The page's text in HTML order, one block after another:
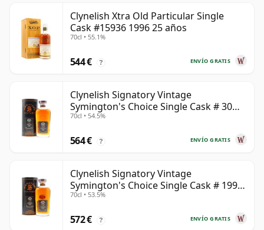
Clynelish Xtra Old Particular Single
Cask #15936 1996 25 años
70cl • 55.1%
ENVÍO GRATIS
544 € ?
Clynelish Signatory Vintage
Symington's Choice Single Cask # 30
años
70cl • 54.5%
ENVÍO GRATIS
564 € ?
Clynelish Signatory Vintage
Symington's Choice Single Cask # 1995
28 años
70cl • 53.5%
ENVÍO GRATIS
572 € ?